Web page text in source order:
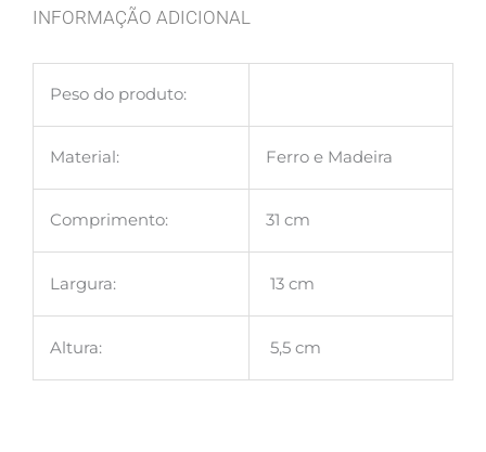
INFORMAÇÃO ADICIONAL
Peso do produto:
Material: Ferro e Madeira
Comprimento: 31 cm
Largura: 13 cm
Altura: 5,5 cm